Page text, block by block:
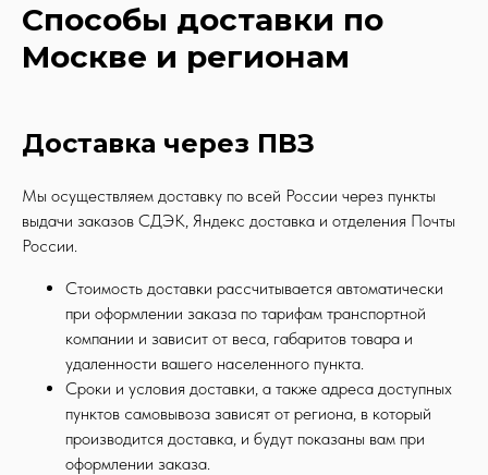
Способы доставки по
Москве и регионам
Доставка через ПВЗ
Мы осуществляем доставку по всей России через пункты
выдачи заказов СДЭК, Яндекс доставка и отделения Почты
России.
Стоимость доставки рассчитывается автоматически
при оформлении заказа по тарифам транспортной
компании и зависит от веса, габаритов товара и
удаленности вашего населенного пункта.
Сроки и условия доставки, а также адреса доступных
пунктов самовывоза зависят от региона, в который
производится доставка, и будут показаны вам при
оформлении заказа.